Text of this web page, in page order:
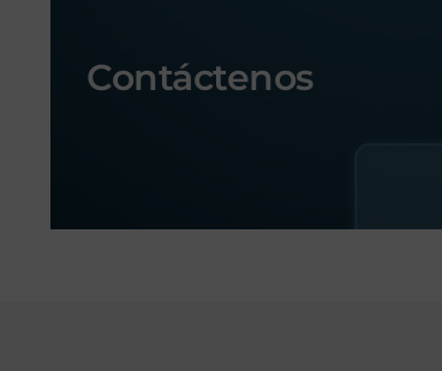
Contáctenos